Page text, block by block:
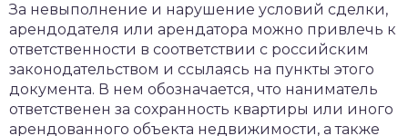
За невыполнение и нарушение условий сделки,
арендодателя или арендатора можно привлечь к
ответственности в соответствии с российским
законодательством и ссылаясь на пункты этого
документа. В нем обозначается, что наниматель
ответственен за сохранность квартиры или иного
арендованного объекта недвижимости, а также